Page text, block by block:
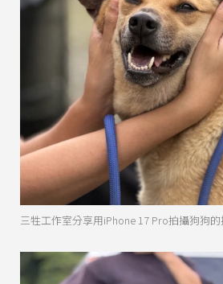
三牲工作室分享用iPhone 17 Pro拍攝狗狗的